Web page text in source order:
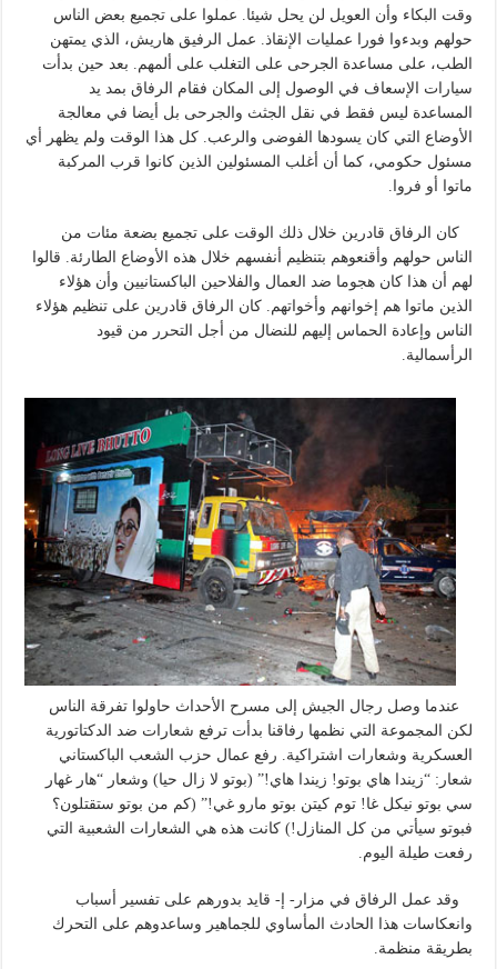
وقت البكاء وأن العويل لن يحل شيئا. عملوا على تجميع بعض الناس
حولهم وبدءوا فورا عمليات الإنقاذ. عمل الرفيق هاريش، الذي يمتهن
الطب، على مساعدة الجرحى على التغلب على ألمهم. بعد حين بدأت
سيارات الإسعاف في الوصول إلى المكان فقام الرفاق بمد يد
المساعدة ليس فقط في نقل الجثث والجرحى بل أيضا في معالجة
الأوضاع التي كان يسودها الفوضى والرعب. كل هذا الوقت ولم يظهر أي
مسئول حكومي، كما أن أغلب المسئولين الذين كانوا قرب المركبة
ماتوا أو فروا.
كان الرفاق قادرين خلال ذلك الوقت على تجميع بضعة مئات من
الناس حولهم وأقنعوهم بتنظيم أنفسهم خلال هذه الأوضاع الطارئة. قالوا
لهم أن هذا كان هجوما ضد العمال والفلاحين الباكستانيين وأن هؤلاء
الذين ماتوا هم إخوانهم وأخواتهم. كان الرفاق قادرين على تنظيم هؤلاء
الناس وإعادة الحماس إليهم للنضال من أجل التحرر من قيود
الرأسمالية.
عندما وصل رجال الجيش إلى مسرح الأحداث حاولوا تفرقة الناس
لكن المجموعة التي نظمها رفاقنا بدأت ترفع شعارات ضد الدكتاتورية
العسكرية وشعارات اشتراكية. رفع عمال حزب الشعب الباكستاني
شعار: “زيندا هاي بوتو! زيندا هاي!” (بوتو لا زال حيا) وشعار “هار غهار
سي بوتو نيكل غا! توم كيتن بوتو مارو غي!” (كم من بوتو ستقتلون؟
فبوتو سيأتي من كل المنازل!) كانت هذه هي الشعارات الشعبية التي
رفعت طيلة اليوم.
وقد عمل الرفاق في مزار- إ- قايد بدورهم على تفسير أسباب
وانعكاسات هذا الحادث المأساوي للجماهير وساعدوهم على التحرك
بطريقة منظمة.